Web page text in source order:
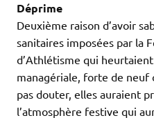
Déprime
Deuxième raison d’avoir
sanitaires imposées par la
d’Athlétisme qui
managériale, forte de neuf
pas douter, elles auraient
l’atmosphère festive qui